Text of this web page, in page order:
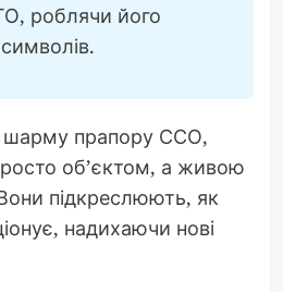
роблячи його
шарму прапору ССО,
об’єктом, а живою
підкреслюють, як
надихаючи нові